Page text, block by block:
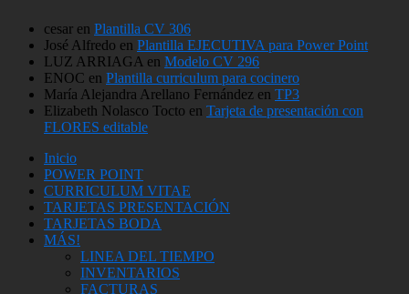
cesar en Plantilla CV 306
José Alfredo en Plantilla EJECUTIVA para Power Point
LUZ ARRIAGA en Modelo CV 296
ENOC en Plantilla curriculum para cocinero
María Alejandra Arellano Fernández en TP3
Elizabeth Nolasco Tocto en Tarjeta de presentación con
FLORES editable
Inicio
POWER POINT
CURRICULUM VITAE
TARJETAS PRESENTACIÓN
TARJETAS BODA
MÁS!
LINEA DEL TIEMPO
INVENTARIOS
FACTURAS